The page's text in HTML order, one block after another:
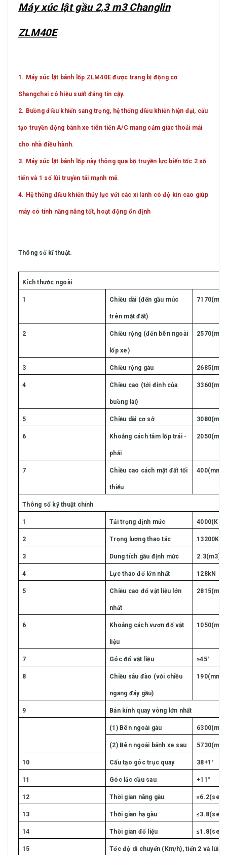
Máy xúc lật gầu 2,3 m3 Changlin
ZLM40E
1. Máy xúc lật bánh lốp ZLM40E được trang bị động cơ
Shangchai có hiệu suất đáng tin cậy.
2. Buồng điều khiển sang trọng, hệ thống điều khiển hiện đại, cấu
tạo truyền động bánh xe tiên tiến A/C mang cảm giác thoải mái
cho nhà điều hành.
3. Máy xúc lật bánh lốp này thông qua bộ truyền lực biến tốc 2 số
tiến và 1 số lùi truyền tải mạnh mẽ.
4. Hệ thống điều khiển thủy lực với các xi lanh có độ kín cao giúp
máy có tính năng nâng tốt, hoạt động ổn định
Thông số kĩ thuật.
Kích thước ngoài
1 Chiều dài (đến gầu múc
trên mặt đất)
2 Chiều rộng (đến bên ngoài
lốp xe)
3 Chiều rộng gàu
4 Chiều cao (tới đỉnh của
buồng lái)
5 Chiều dài cơ sở
6 Khoảng cách tâm lốp trái -
phải
7 Chiều cao cách mặt đất tối
thiểu
400(mm)
Thông số kỹ thuật chính
1 Tải trọng định mức 4000(Kg)
2 Trọng lượng thao tác 13200KG
3 Dung tích gầu định mức 2.3(m3)
4 Lực tháo đổ lớn nhất 128kN
5 Chiều cao đổ vật liệu lớn
nhất
6 Khoảng cách vươn đổ vật
liệu
7 Góc đổ vật liệu ≥45°
8 Chiều sâu đào (với chiều
ngang đáy gầu)
190(mm)
9 Bán kính quay vòng lớn nhất
(1) Bên ngoài gàu
(2) Bên ngoài bánh xe sau
10 Cấu tạo góc trục quay 38+1°
11 Góc lắc cầu sau +11°
12 Thời gian nâng gàu
13 Thời gian hạ gàu
14 Thời gian đổ liệu
15 Tốc độ di chuyển (Km/h), tiến 2 và lùi 1